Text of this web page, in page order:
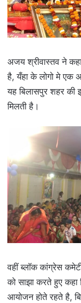
अजय श्रीवास्तव ने
है, यँहा के लोगो मे एक
यह बिलासपुर शहर
मिलती है।
वहीं ब्लॉक कांग्रेस
को साझा करते हुए
आयोजन होते रहते है,